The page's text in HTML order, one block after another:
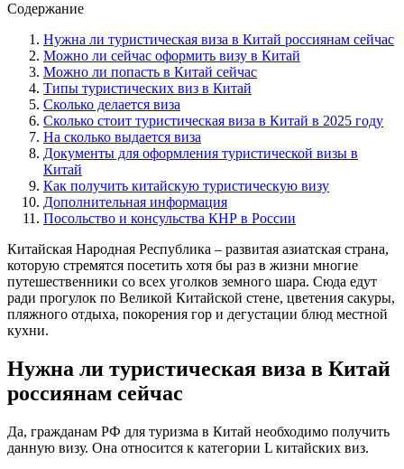
Содержание
Нужна ли туристическая виза в Китай россиянам сейчас
Можно ли сейчас оформить визу в Китай
Можно ли попасть в Китай сейчас
Типы туристических виз в Китай
Сколько делается виза
Сколько стоит туристическая виза в Китай в 2025 году
На сколько выдается виза
Документы для оформления туристической визы в
Китай
Как получить китайскую туристическую визу
Дополнительная информация
Посольство и консульства КНР в России
Китайская Народная Республика – развитая азиатская страна,
которую стремятся посетить хотя бы раз в жизни многие
путешественники со всех уголков земного шара. Сюда едут
ради прогулок по Великой Китайской стене, цветения сакуры,
пляжного отдыха, покорения гор и дегустации блюд местной
кухни.
Нужна ли туристическая виза в Китай
россиянам сейчас
Да, гражданам РФ для туризма в Китай необходимо получить
данную визу. Она относится к категории L китайских виз.